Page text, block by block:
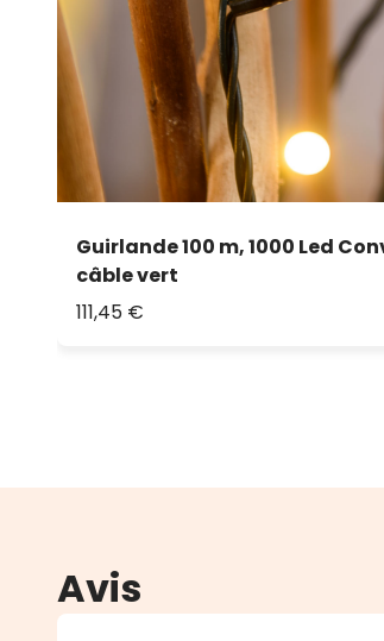
Guirlande 100 m, 1000 Led
câble vert
111,45 €
Avis